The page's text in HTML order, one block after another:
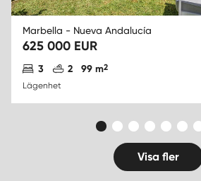
Marbella - Nueva Andalucía
625 000 EUR
Antal sovrum
3 Antal badrum
2 99 m2
Lägenhet
Visa fler